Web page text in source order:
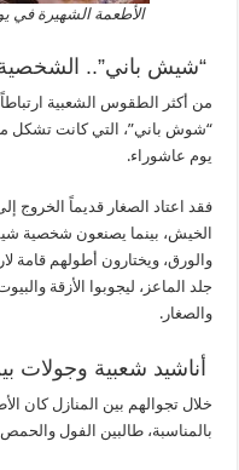
الأطعمة الشهيرة في
“شيش باني”..
من أكثر الطقوس الشعبية
“شوش باني”، التي كانت تشكل
يوم عاشوراء.
فقد اعتاد الصغار قديماً الخروج
الخيش، بينما يصنعون شخصية
والورق، ويختارون أطولهم قامة
جلد الماعز، ليجوبوا الأزقة
والصغار.
أناشيد شعبية وجولات
خلال تجوالهم بين المنازل كان
بالمناسبة، طالبين الفول